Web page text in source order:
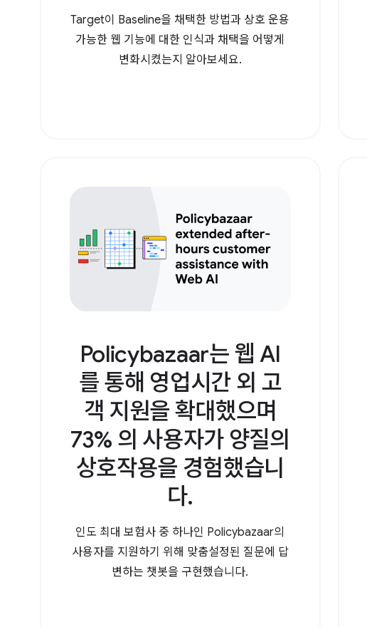
Target이 Baseline을 채택한 방법과 상호 운용
가능한 웹 기능에 대한 인식과 채택을 어떻게
변화시켰는지 알아보세요.
Policybazaar는 웹 AI
를 통해 영업시간 외 고
객 지원을 확대했으며
73% 의 사용자가 양질의
상호작용을 경험했습니
다.
인도 최대 보험사 중 하나인 Policybazaar의
사용자를 지원하기 위해 맞춤설정된 질문에 답
변하는 챗봇을 구현했습니다.